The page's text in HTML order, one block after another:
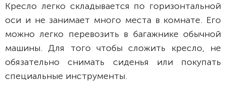
Кресло легко складывается по горизонтальной
оси и не занимает много места в комнате. Его
можно легко перевозить в багажнике обычной
машины. Для того чтобы сложить кресло, не
обязательно снимать сиденья или покупать
специальные инструменты.